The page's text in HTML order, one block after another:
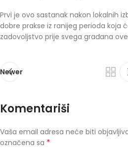
Prvi je ovo sastanak nakon lokalnih
dobre prakse iz ranijeg perioda koja
zadovoljstvo prije svega građana
Newer
Komentariši
Vaša email adresa neće biti
označena sa *